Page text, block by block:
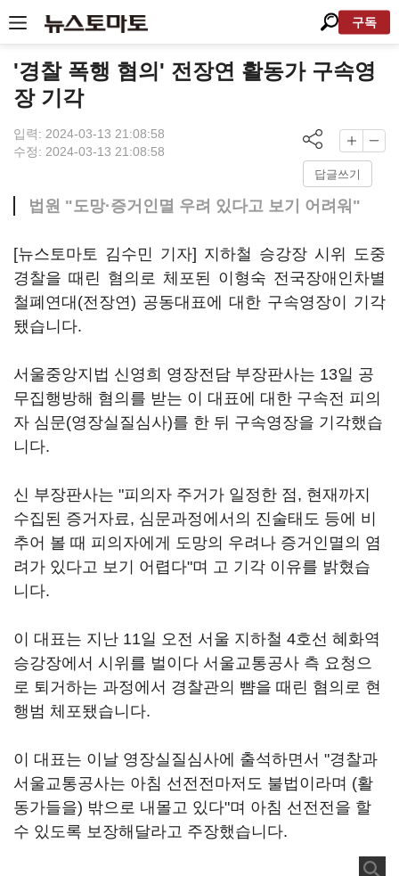
구독
'경찰 폭행 혐의' 전장연 활동가 구속영
장 기각
입력: 2024-03-13 21:08:58
수정: 2024-03-13 21:08:58
답글쓰기
법원 "도망·증거인멸 우려 있다고 보기 어려워"
[뉴스토마토 김수민 기자] 지하철 승강장 시위 도중
경찰을 때린 혐의로 체포된 이형숙 전국장애인차별
철폐연대(전장연) 공동대표에 대한 구속영장이 기각
됐습니다.
서울중앙지법 신영희 영장전담 부장판사는 13일 공
무집행방해 혐의를 받는 이 대표에 대한 구속전 피의
자 심문(영장실질심사)를 한 뒤 구속영장을 기각했습
니다.
신 부장판사는 "피의자 주거가 일정한 점, 현재까지
수집된 증거자료, 심문과정에서의 진술태도 등에 비
추어 볼 때 피의자에게 도망의 우려나 증거인멸의 염
려가 있다고 보기 어렵다"며 고 기각 이유를 밝혔습
니다.
이 대표는 지난 11일 오전 서울 지하철 4호선 혜화역
승강장에서 시위를 벌이다 서울교통공사 측 요청으
로 퇴거하는 과정에서 경찰관의 뺨을 때린 혐의로 현
행범 체포됐습니다.
이 대표는 이날 영장실질심사에 출석하면서 "경찰과
서울교통공사는 아침 선전전마저도 불법이라며 (활
동가들을) 밖으로 내몰고 있다"며 아침 선전전을 할
수 있도록 보장해달라고 주장했습니다.